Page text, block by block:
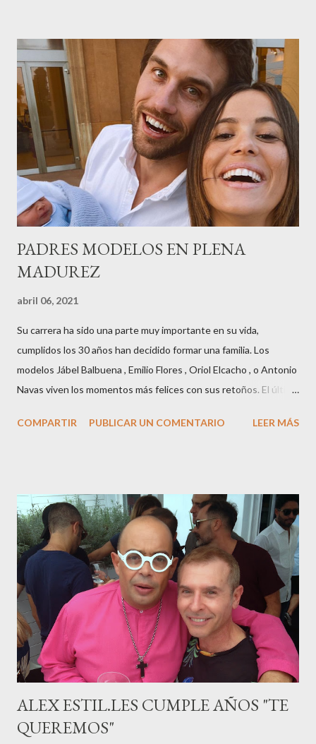
peluquería del grupo.Justo hace unos días Carol Pagés nos
contaba detalles del homenaje en Actualida Rosa en RCE
radio,en el programa que presento todos los jueves de 17 a 18
horas . Carolina y Quionia Pagés Carolina Pagés La cita ,en el
Museu Marítim de BCN ,en las Drassanes reunió a figuras
destacadas del sector,así como clientes, autoridades y medios
de comunicación, en una velada inolvidable bajo el lema “Cien
años peinando almas, creando belleza,i...
PADRES MODELOS EN PLENA
MADUREZ
abril 06, 2021
Su carrera ha sido una parte muy importante en su vida,
cumplidos los 30 años han decidido formar una familia. Los
modelos Jábel Balbuena , Emilio Flores , Oriol Elcacho , o Antonio
Navas viven los momentos más felices con sus retoños. El último
M ateo nació en Barcelona hace poco más de una semana. El top
haciéndole padre de un precioso niño. Marta ha sido toda una
campeona, durante los primeros 3 meses de embarazo tuvo que
guardar reposo debido a un síndrome llamado
“hiperemesisgravídica”.Pasados los meses fatídicos de
gestación Marta tiró adelante con el embarazo, ahora es una
mamá feliz. Otro de los modelos que ha sido padre este año ha
sido el madrileño, Emilio Flores , el top que desfiló en las mejores
pasarelas ...
COMPARTIR PUBLICAR UN COMENTARIO LEER MÁS
ALEX ESTIL.LES CUMPLE AÑOS "TE
QUEREMOS"